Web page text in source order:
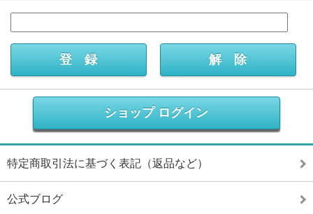
ショップ ログイン
特定商取引法に基づく表記（返品など）
公式ブログ